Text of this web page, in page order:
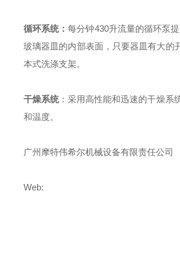
循环系统：每分钟430升流量的循环泵
玻璃器皿的内部表面，只要器皿有大的
本式洗涤支架。
干燥系统：采用高性能和迅速的干燥系
和温度。
广州摩特伟希尔机械设备有限责任公司
Web: